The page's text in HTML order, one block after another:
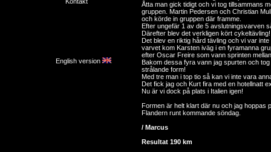
English version
Åtta man gick tidigt och vi tog tillsammans
gruppen. Martin Pedersen och Christian
och körde in gruppen där framme.
Efter ungefär 1 av de 5 avslutningsvarven
Därefter blev det verkligen kört
Det blev en riktig hård tävling och vi var
varvet kom Karsten iväg i en fyramanna
efter Oscar Freire som vann sprinten
Bakom dessa fyra vann jag spurten och
strålande form!
Med tre man i top tio så kan vi inte vara
Det fick jag och Kurt fira med en hotellnatt
Nu är vi dock på plats i Italien igen!
Formen är helt klart där nu och jag hoppas
Flandern runt kommande söndag.
/ Marcus
Resultat 190 km